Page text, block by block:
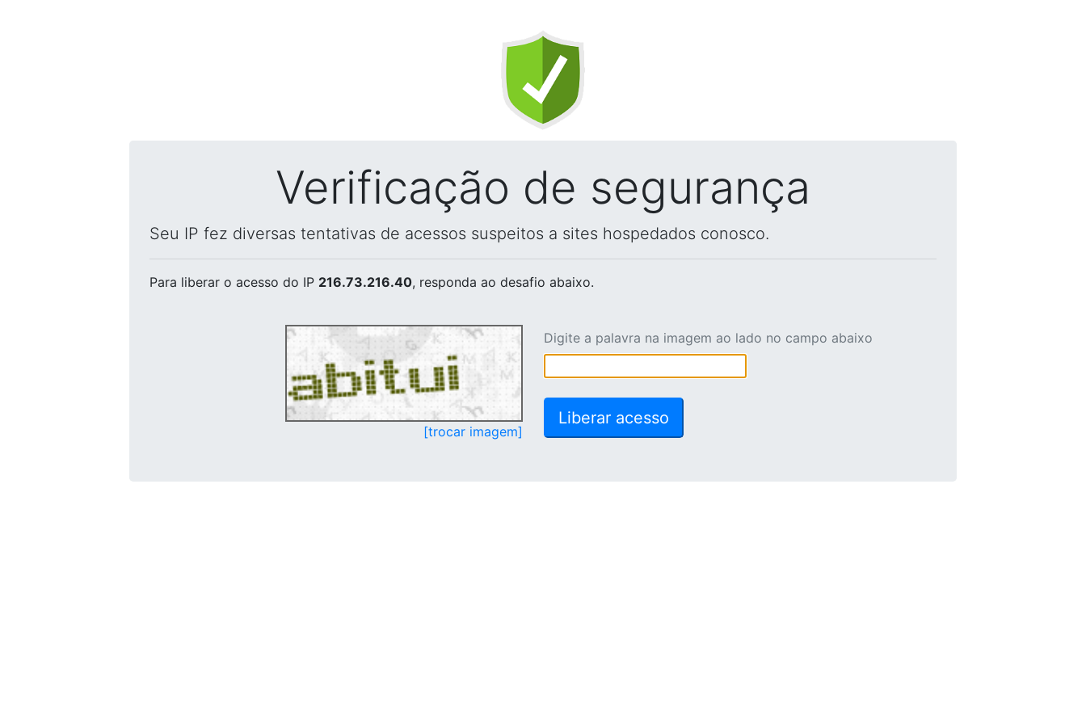
Verificação de segurança
Seu IP fez diversas tentativas de acessos suspeitos a sites hospedados conosco.
Para liberar o acesso do IP 216.73.216.40, responda ao desafio abaixo.
[trocar imagem]
Digite a palavra na imagem ao lado no campo abaixo